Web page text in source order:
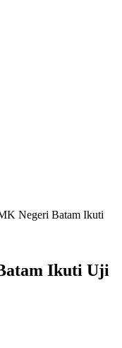
Negeri Batam Ikuti
Ikuti Uji